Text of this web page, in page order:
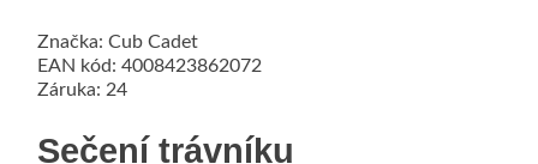
Značka: Cub Cadet
EAN kód: 4008423862072
Záruka: 24
Sečení trávníku